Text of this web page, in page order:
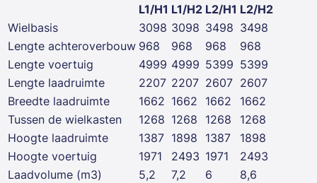
L1/H1 L1/H2 L2/H1 L2/H2
Wielbasis
3098 3098 3498 3498
Lengte achteroverbouw 968 968 968
968
Lengte voertuig
4999 4999 5399 5399
Lengte laadruimte
2207 2207 2607 2607
Breedte laadruimte
1662 1662 1662
1662
Tussen de wielkasten
1268 1268 1268
1268
Hoogte laadruimte
1387 1898 1387
1898
Hoogte voertuig
1971 2493 1971
2493
Laadvolume (m3)
5,2 7,2 6
8,6